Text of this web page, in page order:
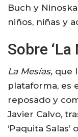
Buch y
niños, niñas y
Sobre ‘La
La Mesías, que
plataforma, es
reposado y
Javier Calvo,
‘Paquita Salas’